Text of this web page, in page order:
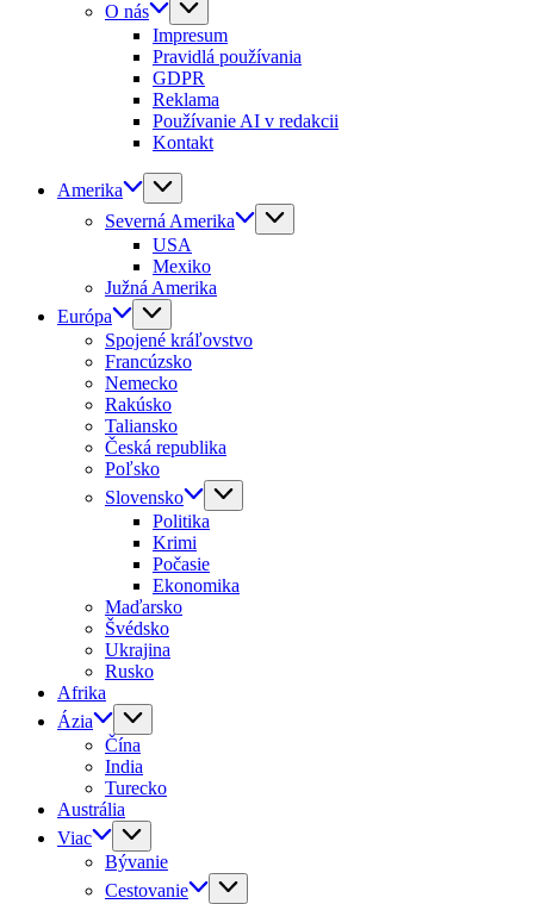
O nás
Impresum
Pravidlá používania
GDPR
Reklama
Používanie AI v redakcii
Kontakt
Amerika
Severná Amerika
USA
Mexiko
Južná Amerika
Európa
Spojené kráľovstvo
Francúzsko
Nemecko
Rakúsko
Taliansko
Česká republika
Poľsko
Slovensko
Politika
Krimi
Počasie
Ekonomika
Maďarsko
Švédsko
Ukrajina
Rusko
Afrika
Ázia
Čína
India
Turecko
Austrália
Viac
Bývanie
Cestovanie